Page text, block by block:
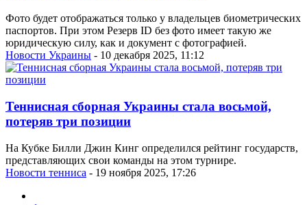
Фото будет отображаться только у владельцев биометрических
паспортов. При этом Резерв ID без фото имеет такую же
юридическую силу, как и документ с фотографией.
Новости Украины - 10 декабря 2025, 11:12
Теннисная сборная Украины стала восьмой,
потеряв три позиции
На Кубке Билли Джин Кинг определился рейтинг государств,
представляющих свои команды на этом турнире.
Новости тенниса - 19 ноября 2025, 17:26